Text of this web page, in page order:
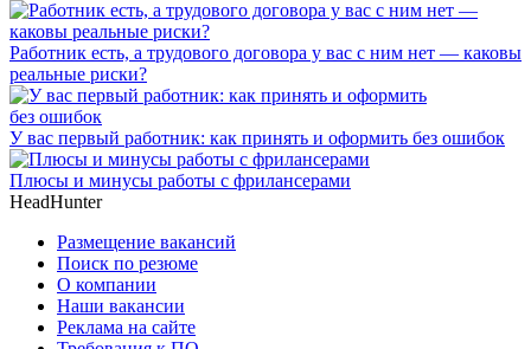
Работник есть, а трудового договора у вас с ним нет — каковы
реальные риски?
У вас первый работник: как принять и оформить без ошибок
Плюсы и минусы работы с фрилансерами
HeadHunter
Размещение вакансий
Поиск по резюме
О компании
Наши вакансии
Реклама на сайте